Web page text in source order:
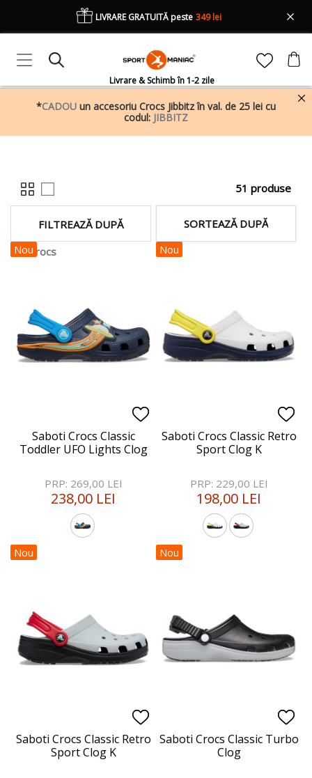
Livrare & Schimb în 1-2 zile
LIVRARE GRATUITĂ peste 349 lei
*CADOU un accesoriu Crocs Jibbitz în val. de 25 lei cu
codul: JIBBITZ
51 produse
SORTEAZĂ DUPĂ
Nou
Saboti Crocs Classic
Toddler UFO Lights Clog
PRP: 269,00 LEI
238,00 LEI
Nou
Saboti Crocs Classic Retro
Sport Clog K
PRP: 229,00 LEI
198,00 LEI
Nou
Saboti Crocs Classic Retro
Sport Clog K
Nou
Saboti Crocs Classic Turbo
Clog
FILTREAZĂ DUPĂ
Crocs